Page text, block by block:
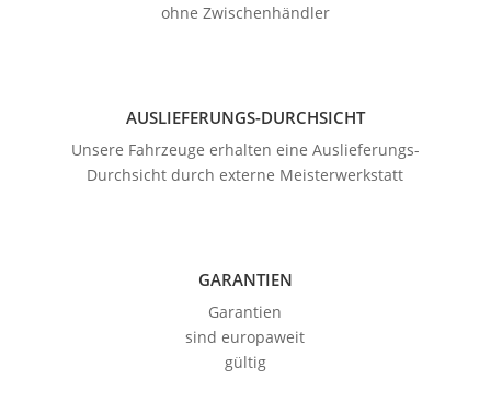
ohne Zwischenhändler
AUSLIEFERUNGS-DURCHSICHT
Unsere Fahrzeuge erhalten eine Auslieferungs-
Durchsicht durch externe Meisterwerkstatt
GARANTIEN
Garantien
sind europaweit
gültig